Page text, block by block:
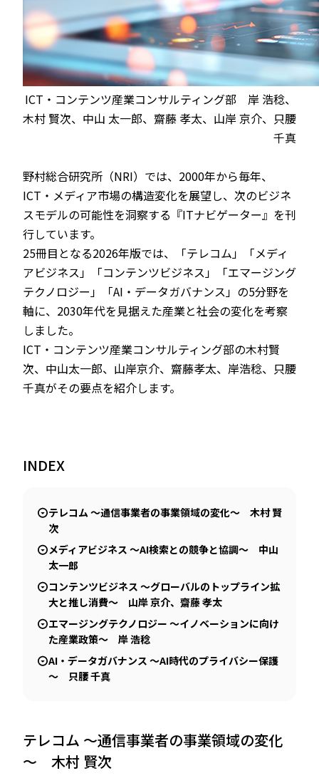
ICT・コンテンツ産業コンサルティング部 岸 浩稔、
木村 賢次、中山 太一郎、齋藤 孝太、山岸 京介、只腰
千真
野村総合研究所（NRI）では、2000年から毎年、
ICT・メディア市場の構造変化を展望し、次のビジネ
スモデルの可能性を洞察する『ITナビゲーター』を刊
行しています。
25冊目となる2026年版では、「テレコム」「メディ
アビジネス」「コンテンツビジネス」「エマージング
テクノロジー」「AI・データガバナンス」の5分野を
軸に、2030年代を見据えた産業と社会の変化を考察
しました。
ICT・コンテンツ産業コンサルティング部の木村賢
次、中山太一郎、山岸京介、齋藤孝太、岸浩稔、只腰
千真がその要点を紹介します。
INDEX
テレコム ～通信事業者の事業領域の変化～ 木村 賢
次
メディアビジネス ～AI検索との競争と協調～ 中山
太一郎
コンテンツビジネス ～グローバルのトップライン拡
大と推し消費～ 山岸 京介、齋藤 孝太
エマージングテクノロジー ～イノベーションに向け
た産業政策～ 岸 浩稔
AI・データガバナンス ～AI時代のプライバシー保護
～ 只腰 千真
テレコム ～通信事業者の事業領域の変化
～ 木村 賢次